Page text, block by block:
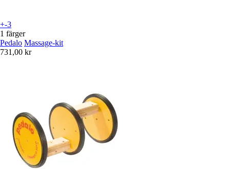
+-3
1 färger
Pedalo Massage-kit
731,00 kr